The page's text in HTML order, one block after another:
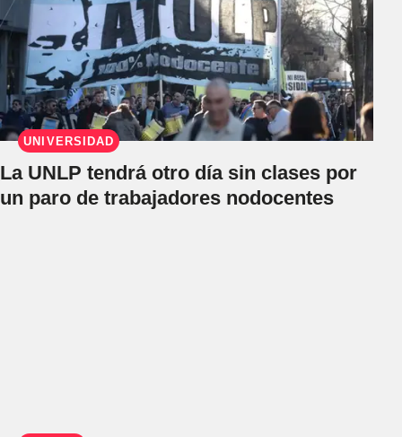
UNIVERSIDAD
La UNLP tendrá otro día sin clases por
un paro de trabajadores nodocentes